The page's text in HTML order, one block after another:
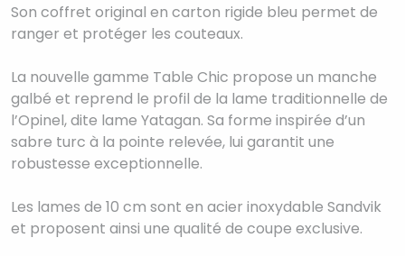
Son coffret original en carton rigide bleu permet de
ranger et protéger les couteaux.
La nouvelle gamme Table Chic propose un manche
galbé et reprend le profil de la lame traditionnelle de
l’Opinel, dite lame Yatagan. Sa forme inspirée d’un
sabre turc à la pointe relevée, lui garantit une
robustesse exceptionnelle.
Les lames de 10 cm sont en acier inoxydable Sandvik
et proposent ainsi une qualité de coupe exclusive.